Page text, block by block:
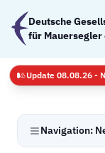
Zum Hauptinhalt
Deutsche
für Mauersegler
Navigation:
Update 08.08.26 -